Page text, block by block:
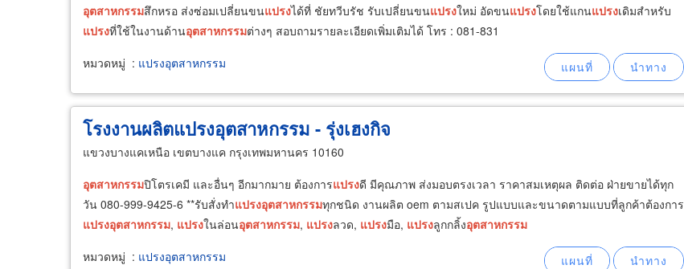
อุตสาหกรรมสึกหรอ ส่งซ่อมเปลี่ยนขนแปรงได้ที่ ชัยทวีบรัช รับเปลี่ยนขนแปรงใหม่ อัดขนแปรงโดยใช้แกนแปรงเดิมสำหรับ
แปรงที่ใช้ในงานด้านอุตสาหกรรมต่างๆ สอบถามรายละเอียดเพิ่มเติมได้ โทร : 081-831
หมวดหมู่ : แปรงอุตสาหกรรม
โรงงานผลิตแปรงอุตสาหกรรม - รุ่งเฮงกิจ
แขวงบางแคเหนือ เขตบางแค กรุงเทพมหานคร 10160
อุตสาหกรรมปิโตรเคมี และอื่นๆ อีกมากมาย ต้องการแปรงดี มีคุณภาพ ส่งมอบตรงเวลา ราคาสมเหตุผล ติดต่อ ฝ่ายขายได้ทุก
วัน 080-999-9425-6 **รับสั่งทำแปรงอุตสาหกรรมทุกชนิด งานผลิต oem ตามสเปค รูปแบบและขนาดตามแบบที่ลูกค้าต้องการ
แปรงอุตสาหกรรม, แปรงในล่อนอุตสาหกรรม, แปรงลวด, แปรงมือ, แปรงลูกกลิ้งอุตสาหกรรม
หมวดหมู่ : แปรงอุตสาหกรรม